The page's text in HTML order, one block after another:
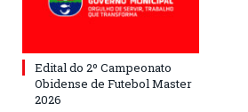
Edital do 2º Campeonato
Obidense de Futebol Master
2026